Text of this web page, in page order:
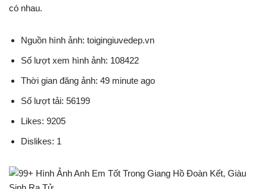
có nhau.
Nguồn hình ảnh: toigingiuvedep.vn
Số lượt xem hình ảnh: 108422
Thời gian đăng ảnh: 49 minute ago
Số lượt tải: 56199
Likes: 9205
Dislikes: 1